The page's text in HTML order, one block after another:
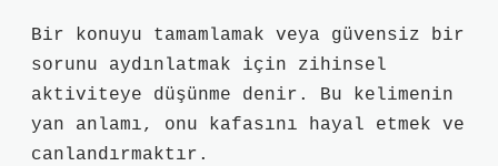
Bir konuyu tamamlamak veya güvensiz bir
sorunu aydınlatmak için zihinsel
aktiviteye düşünme denir. Bu kelimenin
yan anlamı, onu kafasını hayal etmek ve
canlandırmaktır.